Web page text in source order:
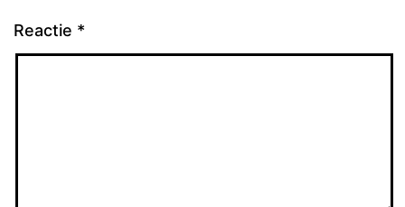
Reactie *